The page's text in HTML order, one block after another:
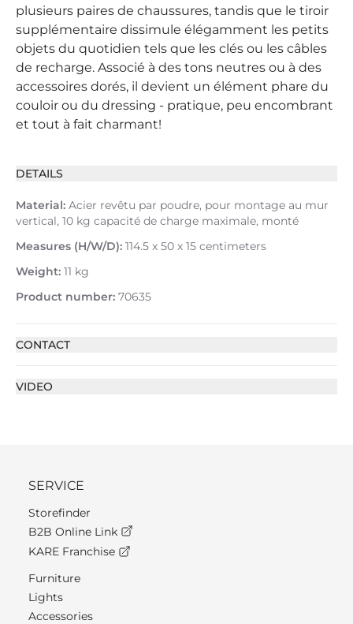
plusieurs paires de chaussures, tandis que le tiroir
supplémentaire dissimule élégamment les petits
objets du quotidien tels que les clés ou les câbles
de recharge. Associé à des tons neutres ou à des
accessoires dorés, il devient un élément phare du
couloir ou du dressing - pratique, peu encombrant
et tout à fait charmant!
DETAILS
Material: Acier revêtu par poudre, pour montage au mur
vertical, 10 kg capacité de charge maximale, monté
Measures (H/W/D): 114.5 x 50 x 15 centimeters
Weight: 11 kg
Product number: 70635
CONTACT
VIDEO
SERVICE
Storefinder
B2B Online Link
KARE Franchise
Furniture
Lights
Accessories